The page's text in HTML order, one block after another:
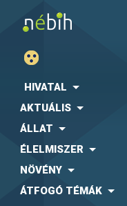
HIVATAL
AKTUÁLIS
ÁLLAT
ÉLELMISZER
NÖVÉNY
ÁTFOGÓ TÉMÁK